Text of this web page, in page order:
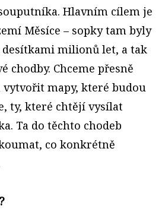
Hlavním cílem je
Měsíce – sopky tam byly
milionů let, a tak
chodby. Chceme přesně
mapy, které budou
ty, které chtějí vysílat
Ta do těchto chodeb
co konkrétně